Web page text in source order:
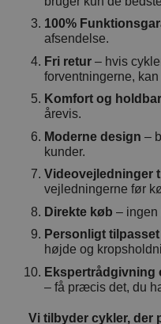
100%
afsendelse.
Fri retur – hvis
forventningerne,
Komfort og
årevis.
Moderne design –
kunder.
Videovejledninger
vejledningerne før
Direkte køb – ingen
Personligt
højde og
Ekspertrådgivning
– få præcis det, du
Vi tilbyder cykler, der